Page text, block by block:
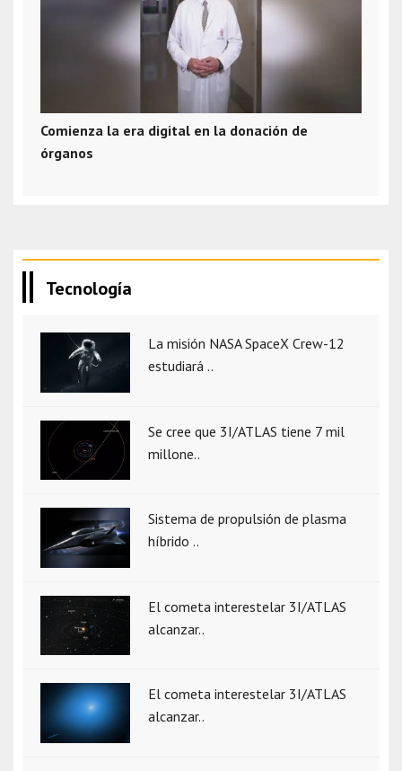
Comienza la era digital en la donación de
órganos
Tecnología
La misión NASA SpaceX Crew-12
estudiará ..
Se cree que 3I/ATLAS tiene 7 mil
millone..
Sistema de propulsión de plasma
híbrido ..
El cometa interestelar 3I/ATLAS
alcanzar..
El cometa interestelar 3I/ATLAS
alcanzar..